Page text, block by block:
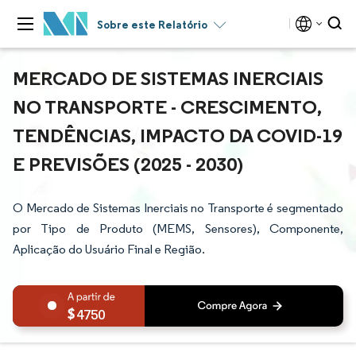
Sobre este Relatório
MERCADO DE SISTEMAS INERCIAIS
NO TRANSPORTE - CRESCIMENTO,
TENDÊNCIAS, IMPACTO DA COVID-19
E PREVISÕES (2025 - 2030)
O Mercado de Sistemas Inerciais no Transporte é segmentado
por Tipo de Produto (MEMS, Sensores), Componente,
Aplicação do Usuário Final e Região.
4750